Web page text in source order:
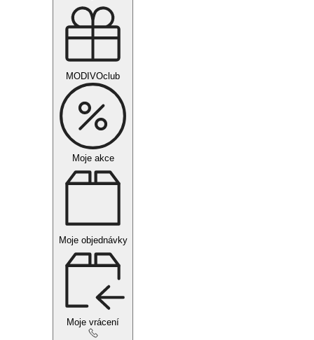
MODIVOclub
Moje akce
Moje objednávky
Moje vrácení